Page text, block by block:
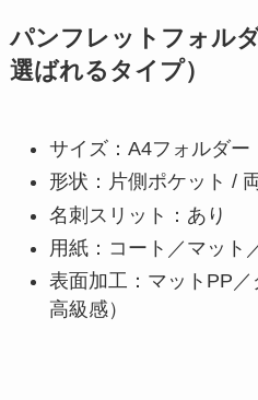
パンフレットフォル
選ばれるタイプ）
サイズ：A4フォルダー
形状：片側ポケット /
名刺スリット：あり
用紙：コート／マット
表面加工：マットPP／
高級感）